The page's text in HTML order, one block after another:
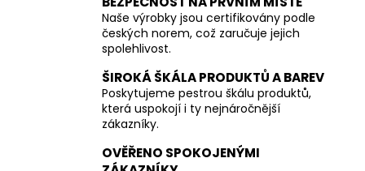
Naše výrobky jsou certifikovány podle
českých norem, což zaručuje jejich
spolehlivost.
ŠIROKÁ ŠKÁLA PRODUKTŮ A BAREV
Poskytujeme pestrou škálu produktů,
která uspokojí i ty nejnáročnější
zákazníky.
OVĚŘENO SPOKOJENÝMI